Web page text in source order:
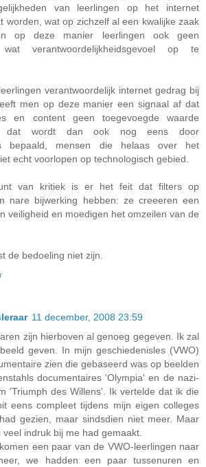
van leerlingen op het internet
worden, wat op zichzelf al een kwalijke zaak
op deze manier leerlingen ook geen
wat verantwoordelijkheidsgevoel op te
verantwoordelijk internet gedrag bij
men op deze manier een signaal af dat
en content geen toegevoegde waarde
dat wordt dan ook nog eens door
bepaald, mensen die helaas over het
echt voorlopen op technologisch gebied.
van kritiek is er het feit dat filters op
nare bijwerking hebben: ze creeeren een
veiligheid en moedigen het omzeilen van de
de bedoeling niet zijn.
11 december, 2008 23:59
zijn hierboven al genoeg gegeven. Ik zal
geven. In mijn geschiedenisles (VWO)
zien die gebaseerd was op beelden
documentaires 'Olympia' en de nazi-
'Triumph des Willens'. Ik vertelde dat ik die
eens compleet tijdens mijn eigen colleges
gezien, maar sindsdien niet meer. Maar
indruk bij me had gemaakt.
een paar van de VWO-leerlingen naar
we hadden een paar tussenuren en